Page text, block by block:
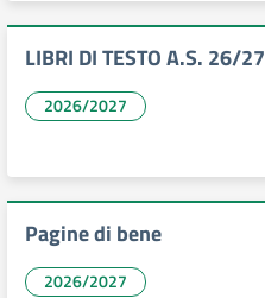
LIBRI DI TESTO A.S. 26/27
2026/2027
Pagine di bene
2026/2027